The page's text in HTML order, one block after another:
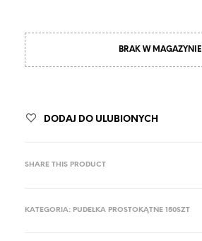
BRAK W MAGAZYNIE
DODAJ DO ULUBIONYCH
SHARE THIS PRODUCT
KATEGORIA: PUDEŁKA PROSTOKĄTNE 150SZT